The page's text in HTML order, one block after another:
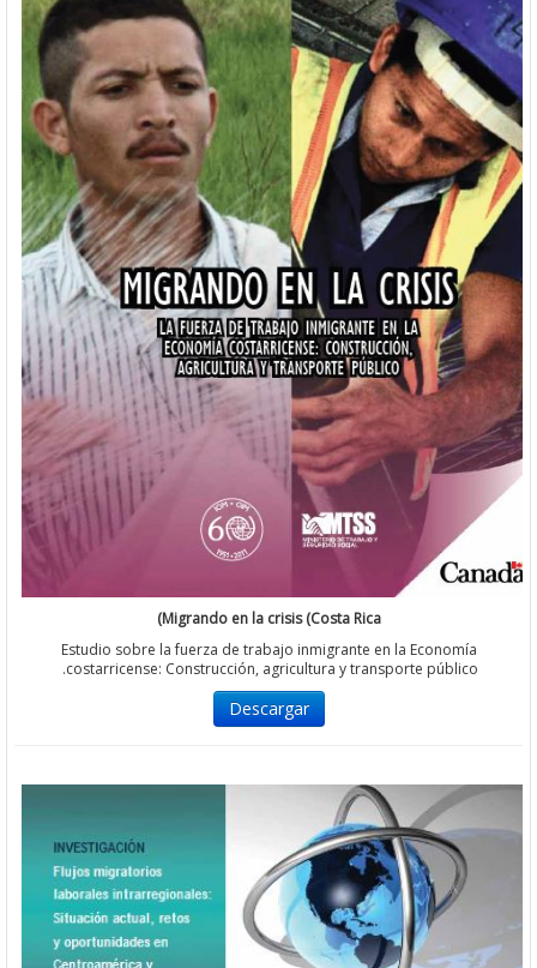
Migrando en la crisis (Costa Rica)
Estudio sobre la fuerza de trabajo inmigrante en la Economía
costarricense: Construcción, agricultura y transporte público.
Descargar